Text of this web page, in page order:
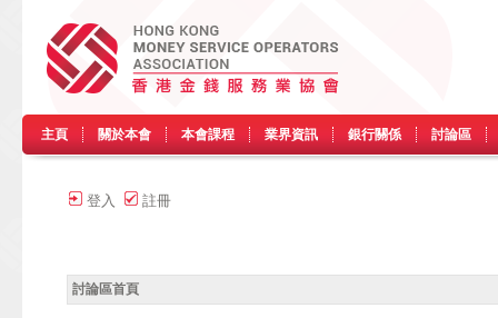
主頁 關於本會 本會課程 業界資訊 銀行關係 討論區
登入 註冊
討論區首頁